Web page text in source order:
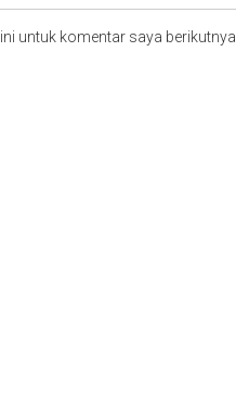
untuk komentar saya berikutnya.